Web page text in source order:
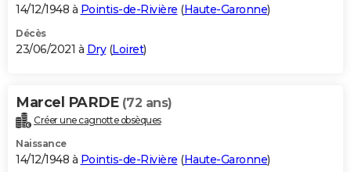
14/12/1948 à Pointis-de-Rivière (Haute-Garonne)
Décès
23/06/2021 à Dry(Loiret)
Marcel PARDE (72 ans)
Créer une cagnotte obsèques
Naissance
14/12/1948 à Pointis-de-Rivière (Haute-Garonne)